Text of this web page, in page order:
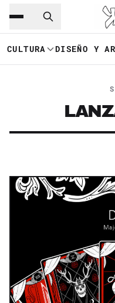
Saltar al contenido
CULTURA DISEÑO Y